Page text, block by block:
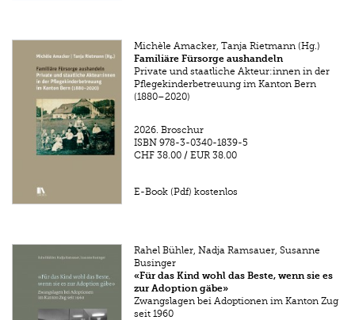
Michèle Amacker, Tanja Rietmann (Hg.)
Familiäre Fürsorge aushandeln
Private und staatliche Akteur:innen in der
Pflegekinderbetreuung im Kanton Bern
(1880–2020)
2026. Broschur
ISBN 978-3-0340-1839-5
CHF 38.00 /EUR 38.00
E-Book (Pdf) kostenlos
Rahel Bühler, Nadja Ramsauer, Susanne
Businger
«Für das Kind wohl das Beste, wenn sie es
zur Adoption gäbe»
Zwangslagen bei Adoptionen im Kanton Zug
seit 1960